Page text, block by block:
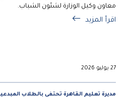
معاون وكيل الوزارة لشئون الشباب.
اقرأ المزيد
27 يوليو 2026
مديرة تعليم القاهرة تحتفي بالطلاب